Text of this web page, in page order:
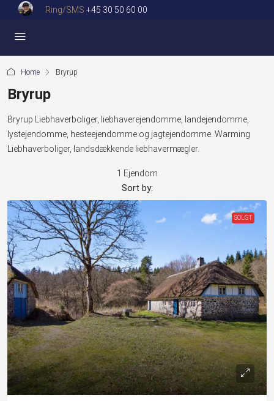
Ring/SMS +45 30 50 60 00
Home Bryrup
Bryrup
Bryrup Liebhaverboliger, liebhaverejendomme, landejendomme,
lystejendomme, hesteejendomme og jagtejendomme. Warming
Liebhaverboliger, landsdækkende liebhavermægler.
1 Ejendom
Sort by:
SOLGT